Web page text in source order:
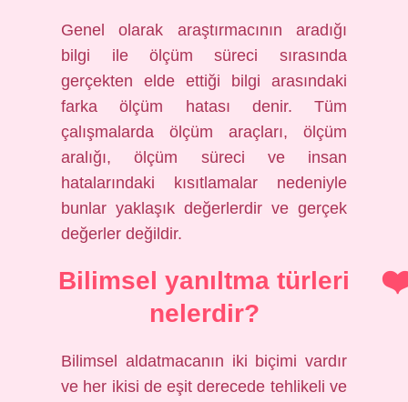
Genel olarak araştırmacının aradığı
bilgi ile ölçüm süreci sırasında
gerçekten elde ettiği bilgi arasındaki
farka ölçüm hatası denir. Tüm
çalışmalarda ölçüm araçları, ölçüm
aralığı, ölçüm süreci ve insan
hatalarındaki kısıtlamalar nedeniyle
bunlar yaklaşık değerlerdir ve gerçek
değerler değildir.
Bilimsel yanıltma türleri
nelerdir?
Bilimsel aldatmacanın iki biçimi vardır
ve her ikisi de eşit derecede tehlikeli ve